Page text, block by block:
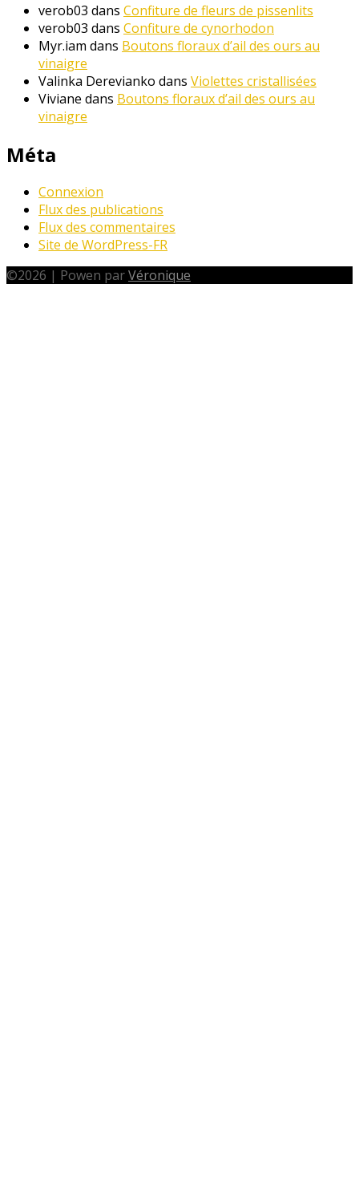
verob03 dans Confiture de fleurs de pissenlits
verob03 dans Confiture de cynorhodon
Myr.iam dans Boutons floraux d’ail des ours au
vinaigre
Valinka Derevianko dans Violettes cristallisées
Viviane dans Boutons floraux d’ail des ours au
vinaigre
Méta
Connexion
Flux des publications
Flux des commentaires
Site de WordPress-FR
©2026 | Powen parVéronique